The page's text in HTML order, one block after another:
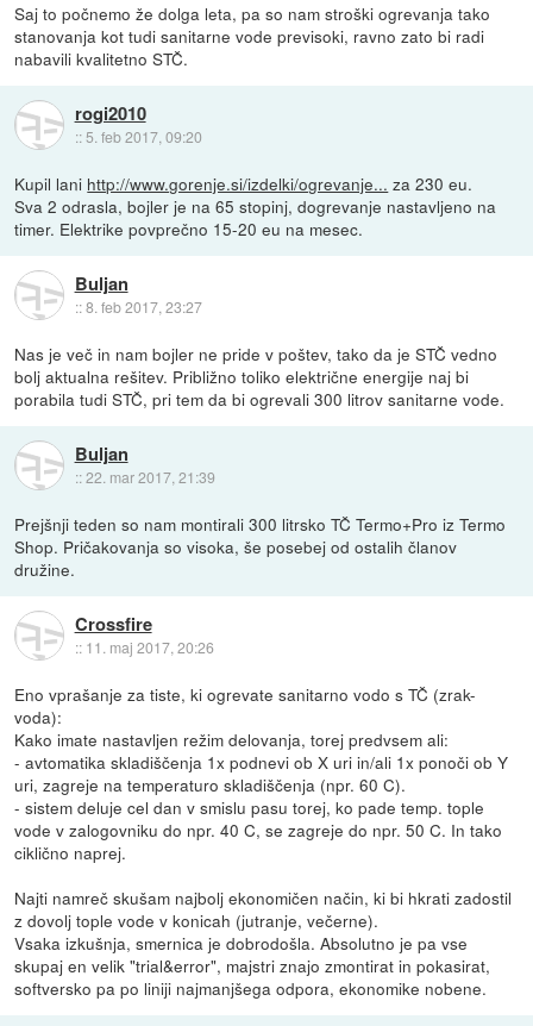
Saj to počnemo že dolga leta, pa so nam stroški ogrevanja tako
stanovanja kot tudi sanitarne vode previsoki, ravno zato bi radi
nabavili kvalitetno STČ.
rogi2010
:: 5. feb 2017, 09:20
Kupil lani http://www.gorenje.si/izdelki/ogrevanje... za 230 eu.
Sva 2 odrasla, bojler je na 65 stopinj, dogrevanje nastavljeno na
timer. Elektrike povprečno 15-20 eu na mesec.
Buljan
::8. feb 2017, 23:27
Nas je več in nam bojler ne pride v poštev, tako da je STČ vedno
bolj aktualna rešitev. Približno toliko električne energije naj bi
porabila tudi STČ, pri tem da bi ogrevali 300 litrov sanitarne vode.
Buljan
::22. mar 2017, 21:39
Prejšnji teden so nam montirali 300 litrsko TČ Termo+Pro iz Termo
Shop. Pričakovanja so visoka, še posebej od ostalih članov
družine.
Crossfire
:: 11. maj 2017, 20:26
Eno vprašanje za tiste, ki ogrevate sanitarno vodo s TČ (zrak-
voda):
Kako imate nastavljen režim delovanja, torej predvsem ali:
- avtomatika skladiščenja 1x podnevi ob X uri in/ali 1x ponoči ob Y
uri, zagreje na temperaturo skladiščenja (npr. 60 C).
- sistem deluje cel dan v smislu pasu torej, ko pade temp. tople
vode v zalogovniku do npr. 40 C, se zagreje do npr. 50 C. In tako
ciklično naprej.
Najti namreč skušam najbolj ekonomičen način, ki bi hkrati zadostil
z dovolj tople vode v konicah (jutranje, večerne).
Vsaka izkušnja, smernica je dobrodošla. Absolutno je pa vse
skupaj en velik "trial&error", majstri znajo zmontirat in pokasirat,
softversko pa po liniji najmanjšega odpora, ekonomike nobene.